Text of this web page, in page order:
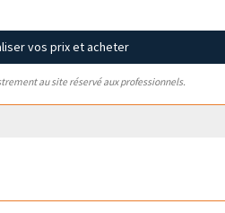
vos prix et acheter
au site réservé aux professionnels.